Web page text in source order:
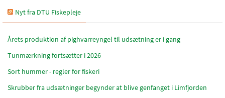
Nyt fra DTU Fiskepleje
Årets produktion af pighvarreyngel til udsætning er i gang
Tunmærkning fortsætter i 2026
Sort hummer - regler for fiskeri
Skrubber fra udsætninger begynder at blive genfanget i Limfjorden